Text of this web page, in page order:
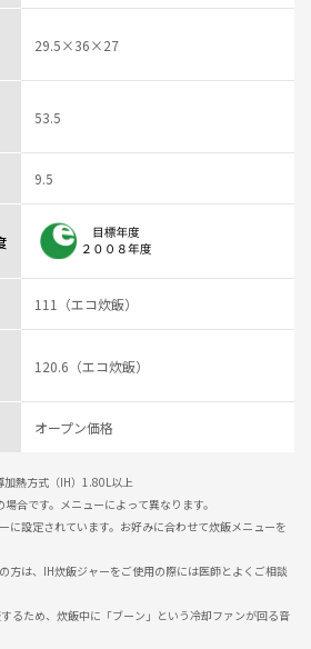
29.5×36×27
53.5
9.5
111（エコ炊飯）
120.6（エコ炊飯）
オープン価格
熱方式（IH）1.80L以上
合です。メニューによって異なります。
に設定されています。お好みに合わせて炊飯メニューを
方は、IH炊飯ジャーをご使用の際には医師とよくご相談
るため、炊飯中に「ブーン」という冷却ファンが回る音